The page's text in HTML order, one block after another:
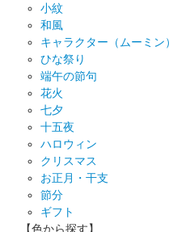
小紋
和風
キャラクター（ムーミン）
ひな祭り
端午の節句
花火
七夕
十五夜
ハロウィン
クリスマス
お正月・干支
節分
ギフト
【色から探す】